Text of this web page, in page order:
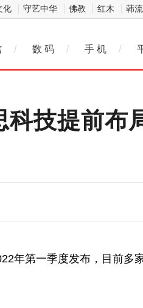
化 守艺中华 佛教 红木 韩流
/ 数 码 / 手 机 /
技提前布
年第一季度发布，目前多